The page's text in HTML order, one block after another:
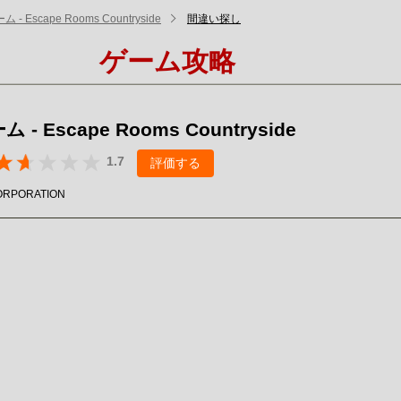
ム - Escape Rooms Countryside 間違い探し
ゲーム攻略
ム - Escape Rooms Countryside
1.7 評価する